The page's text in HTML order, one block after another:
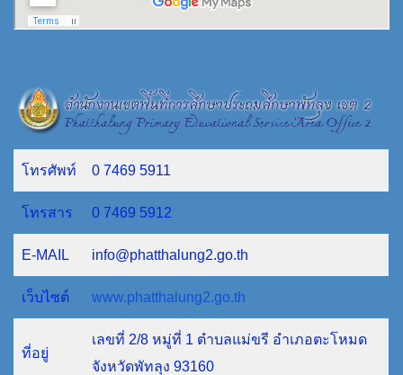
โทรศัพท์ 0 7469 5911
โทรสาร 0 7469 5912
E-MAIL info@phatthalung2.go.th
เว็บไซต์ www.phatthalung2.go.th
ที่อยู่
เลขที่ 2/8 หมู่ที่ 1 ตำบลแม่ขรี อำเภอตะโหมด
จังหวัดพัทลุง 93160